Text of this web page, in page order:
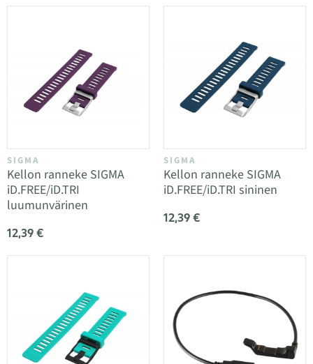
SIGMA
Kellon ranneke SIGMA
iD.FREE/iD.TRI
luumunvärinen
12,39 €
SIGMA
Kellon ranneke SIGMA
iD.FREE/iD.TRI sininen
12,39 €